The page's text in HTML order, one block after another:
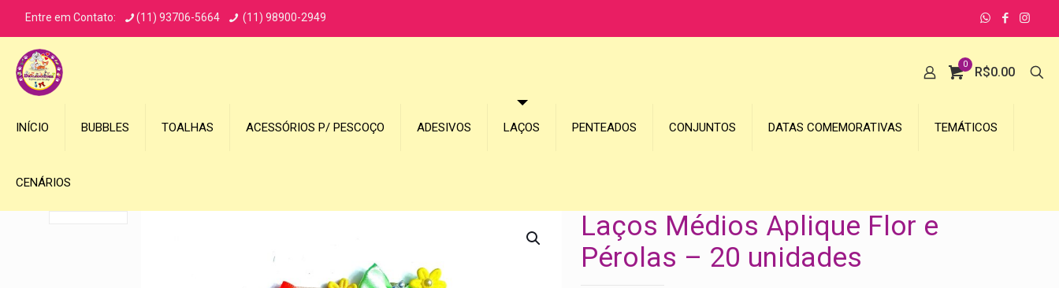
Entre em Contato: (11) 93706-5664 (11) 98900-2949
0
R$0.00
INÍCIO BUBBLES TOALHAS ACESSÓRIOS P/ PESCOÇO ADESIVOS LAÇOS PENTEADOS CONJUNTOS DATAS COMEMORATIVAS TEMÁTICOS
CENÁRIOS
Laços Médios Aplique Flor e
Pérolas – 20 unidades